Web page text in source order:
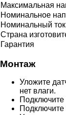
Максимальная
Номинальное
Номинальный ток
Страна
Гарантия
Монтаж
Уложите
нет влаги.
Подключите